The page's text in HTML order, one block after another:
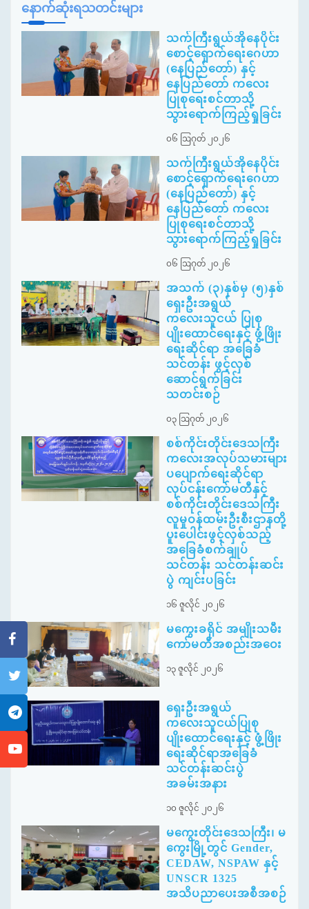
နောက်ဆုံးရသတင်းများ
သက်ကြီးရွယ်အိုနေပိုင်း
စောင့်ရှောက်ရေးဂေဟာ
(နေပြည်တော်) နှင့်
နေပြည်တော် ကလေး
ပြုစုရေးစင်တာသို့
သွားရောက်ကြည့်ရှုခြင်း
၀၆ ဩဂုတ် ၂၀၂၆
သက်ကြီးရွယ်အိုနေပိုင်း
စောင့်ရှောက်ရေးဂေဟာ
(နေပြည်တော်) နှင့်
နေပြည်တော် ကလေး
ပြုစုရေးစင်တာသို့
သွားရောက်ကြည့်ရှုခြင်း
၀၆ ဩဂုတ် ၂၀၂၆
အသက် (၃)နှစ်မှ (၅)နှစ်
ရှေးဦးအရွယ်
ကလေးသူငယ် ပြုစု
ပျိုးထောင်ရေးနှင့် ဖွံ့ဖြိုး
ရေးဆိုင်ရာ အခြေခံ
သင်တန်း ဖွင့်လှစ်
ဆောင်ရွက်ခြင်း
သတင်းစဉ်
၀၃ ဩဂုတ် ၂၀၂၆
စစ်ကိုင်းတိုင်းဒေသကြီး
ကလေးအလုပ်သမားများ
ပပျောက်ရေးဆိုင်ရာ
လုပ်ငန်းကော်မတီနှင့်
စစ်ကိုင်းတိုင်းဒေသကြီး
လူမှုဝန်ထမ်းဦးစီးဌာနတို့
ပူးပေါင်းဖွင့်လှစ်သည့်
အခြေခံစက်ချုပ်
သင်တန်း သင်တန်းဆင်း
ပွဲ ကျင်းပခြင်း
၁၆ ဇူလိုင် ၂၀၂၆
မကွေးခရိုင် အမျိုးသမီး
ကော်မတီအစည်းအဝေး
၁၃ ဇူလိုင် ၂၀၂၆
ရှေးဦးအရွယ်
ကလေးသူငယ်ပြုစု
ပျိုးထောင်ရေးနှင့် ဖွံ့ဖြိုး
ရေးဆိုင်ရာအခြေခံ
သင်တန်းဆင်းပွဲ
အခမ်းအနား
၁၀ ဇူလိုင် ၂၀၂၆
မကွေးတိုင်းဒေသကြီး၊ မ
ကွေးမြို့တွင် Gender,
CEDAW, NSPAW နှင့်
UNSCR 1325
အသိပညာပေးအစီအစဉ်